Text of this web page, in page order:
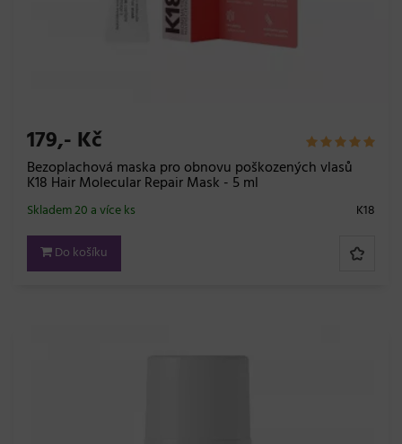
179,- Kč
Bezoplachová maska pro obnovu poškozených vlasů
K18 Hair Molecular Repair Mask - 5 ml
K18
Skladem 20 a více ks
Do košíku